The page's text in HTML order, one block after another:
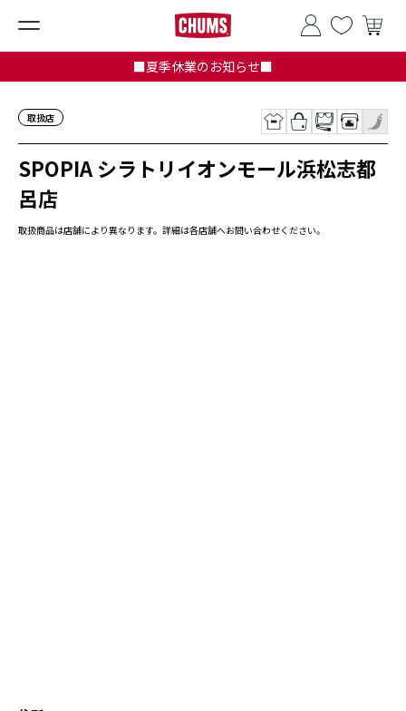
■夏季休業のお知らせ■
取扱店
SPOPIA シラトリイオンモール浜松志都
呂店
取扱商品は店舗により異なります。詳細は各店舗へお問い合わせください。